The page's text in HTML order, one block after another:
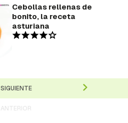
Cebollas rellenas de
bonito, la receta
asturiana
ANTERIOR
SIGUIENTE